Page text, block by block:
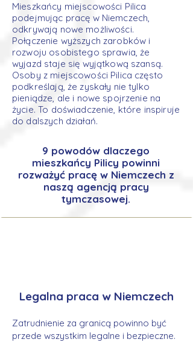
Mieszkańcy miejscowości Pilica
podejmując pracę w Niemczech,
odkrywają nowe możliwości.
Połączenie wyższych zarobków i
rozwoju osobistego sprawia, że
wyjazd staje się wyjątkową szansą.
Osoby z miejscowości Pilica często
podkreślają, że zyskały nie tylko
pieniądze, ale i nowe spojrzenie na
życie. To doświadczenie, które inspiruje
do dalszych działań.
9 powodów dlaczego
mieszkańcy Pilicy powinni
rozważyć pracę w Niemczech z
naszą agencją pracy
tymczasowej.
Legalna praca w Niemczech
Zatrudnienie za granicą powinno być
przede wszystkim legalne i bezpieczne.